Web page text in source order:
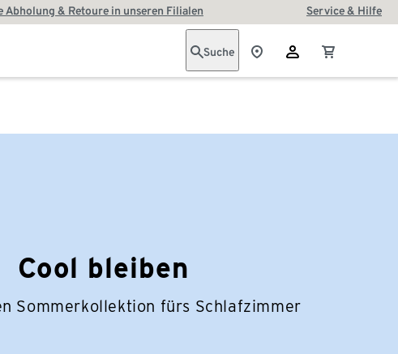
Abholung & Retoure in unseren Filialen Service & Hilfe
Suche
Cool bleiben
Sommerkollektion fürs Schlafzimmer